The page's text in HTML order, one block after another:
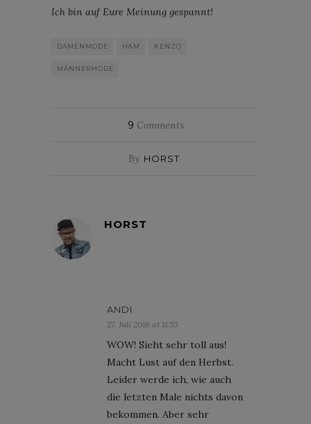
Ich bin auf Eure Meinung gespannt!
DAMENMODE H&M KENZO
MÄNNERMODE
9 Comments
By HORST
HORST
ANDI
27. Juli 2016 at 11:55
WOW! Sieht sehr toll aus!
Macht Lust auf den Herbst.
Leider werde ich, wie auch
die letzten Male nichts davon
bekommen. Aber sehr